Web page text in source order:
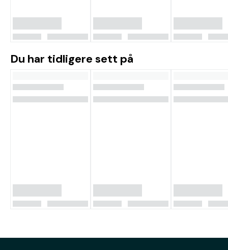
Du har tidligere sett på